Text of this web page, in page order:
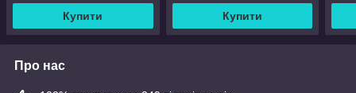
Купити Купити
Про нас